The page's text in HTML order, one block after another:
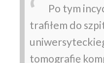
Po tym
trafiłem do
tomografię